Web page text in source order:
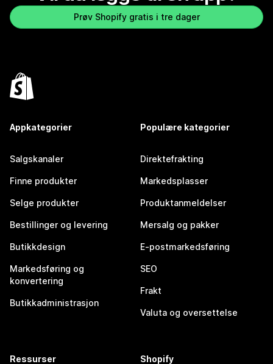
Prøv Shopify gratis i tre dager
Appkategorier
Salgskanaler
Finne produkter
Selge produkter
Bestillinger og levering
Butikkdesign
Markedsføring og
konvertering
Butikkadministrasjon
Populære kategorier
Direktefrakting
Markedsplasser
Produktanmeldelser
Mersalg og pakker
E-postmarkedsføring
SEO
Frakt
Valuta og oversettelse
Ressurser Shopify